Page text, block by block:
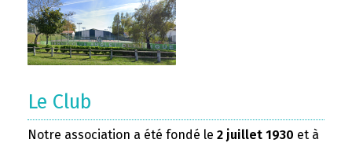
Le Club
Notre association a été fondé le 2 juillet 1930 et à